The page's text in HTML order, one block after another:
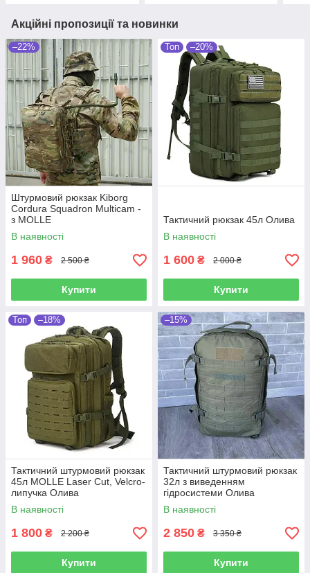
Акційні пропозиції та новинки
–22%
Штурмовий рюкзак Kiborg
Cordura Squadron Multicam -
з MOLLE
В наявності
1 960 ₴ 2 500 ₴
Купити
Топ –20%
Тактичний рюкзак 45л Олива
В наявності
1 600 ₴ 2 000 ₴
Купити
Топ –18%
Тактичний штурмовий рюкзак
45л MOLLE Laser Cut, Velcro-
липучка Олива
В наявності
1 800 ₴ 2 200 ₴
Купити
–15%
Тактичний штурмовий рюкзак
32л з виведенням
гідросистеми Олива
В наявності
2 850 ₴ 3 350 ₴
Купити